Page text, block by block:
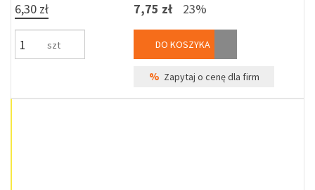
6,30 zł
szt
7,75 zł 23%
DO KOSZYKA
% Zapytaj o cenę dla firm